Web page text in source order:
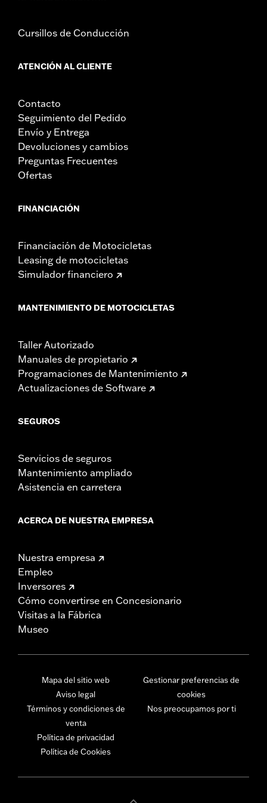
Cursillos de Conducción
ATENCIÓN AL CLIENTE
Contacto
Seguimiento del Pedido
Envío y Entrega
Devoluciones y cambios
Preguntas Frecuentes
Ofertas
FINANCIACIÓN
Financiación de Motocicletas
Leasing de motocicletas
Simulador financiero
MANTENIMIENTO DE MOTOCICLETAS
Taller Autorizado
Manuales de propietario
Programaciones de Mantenimiento
Actualizaciones de Software
SEGUROS
Servicios de seguros
Mantenimiento ampliado
Asistencia en carretera
ACERCA DE NUESTRA EMPRESA
Nuestra empresa
Empleo
Inversores
Cómo convertirse en Concesionario
Visitas a la Fábrica
Museo
Mapa del sitio web
Aviso legal
Términos y condiciones de
venta
Política de privacidad
Política de Cookies
Gestionar preferencias de
cookies
Nos preocupamos por ti